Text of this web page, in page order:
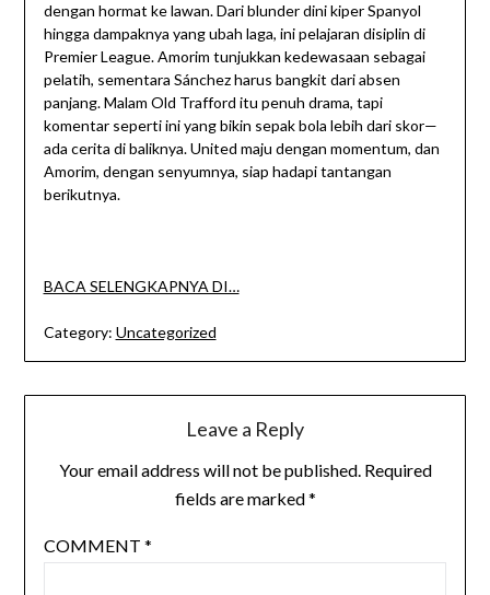
dengan hormat ke lawan. Dari blunder dini kiper Spanyol
hingga dampaknya yang ubah laga, ini pelajaran disiplin di
Premier League. Amorim tunjukkan kedewasaan sebagai
pelatih, sementara Sánchez harus bangkit dari absen
panjang. Malam Old Trafford itu penuh drama, tapi
komentar seperti ini yang bikin sepak bola lebih dari skor—
ada cerita di baliknya. United maju dengan momentum, dan
Amorim, dengan senyumnya, siap hadapi tantangan
berikutnya.
BACA SELENGKAPNYA DI…
Category: Uncategorized
Leave a Reply
Your email address will not be published. Required
fields are marked*
COMMENT *